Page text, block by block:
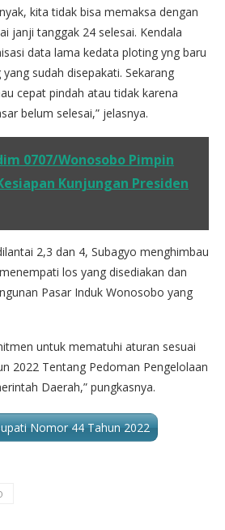
kita tidak bisa memaksa dengan
janji tanggak 24 selesai. Kendala
data lama kedata ploting yng baru
sudah disepakati. Sekarang
cepat pindah atau tidak karena
belum selesai,” jelasnya.
0707/Wonosobo Pimpin
Kunjungan Presiden
2,3 dan 4, Subagyo menghimbau
los yang disediakan dan
Pasar Induk Wonosobo yang
untuk mematuhi aturan sesuai
2022 Tentang Pedoman Pengelolaan
Daerah,” pungkasnya.
Nomor 44 Tahun 2022